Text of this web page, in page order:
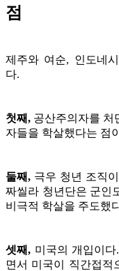
점
제주와 여순, 인도네
다.
첫째, 공산주의자를 처
자들을 학살했다는 점
둘째, 극우 청년 조직
짜씰라 청년단은 군인
비극적 학살을 주도했
셋째, 미국의 개입이
면서 미국이 직간접적